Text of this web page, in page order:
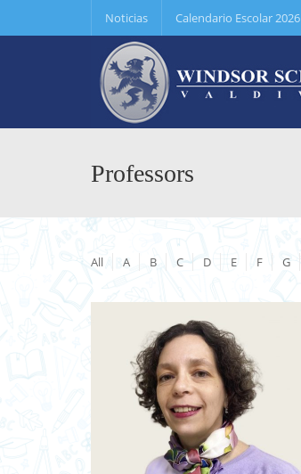
Noticias Calendario Escolar 2026
Professors
All A B C D E F G